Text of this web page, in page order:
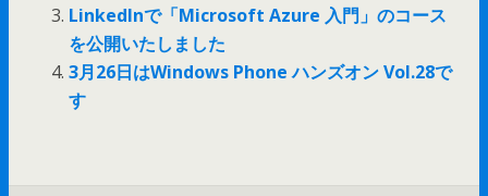
LinkedInで「Microsoft Azure 入門」のコース
を公開いたしました
3月26日はWindows Phone ハンズオン Vol.28で
す